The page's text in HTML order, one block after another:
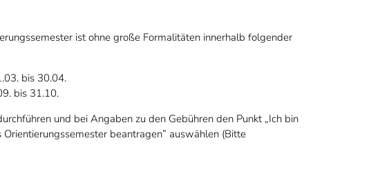
ist ohne große Formalitäten innerhalb folgender
bis 30.04.
bis 31.10.
und bei Angaben zu den Gebühren den Punkt „Ich bin
beantragen” auswählen (Bitte